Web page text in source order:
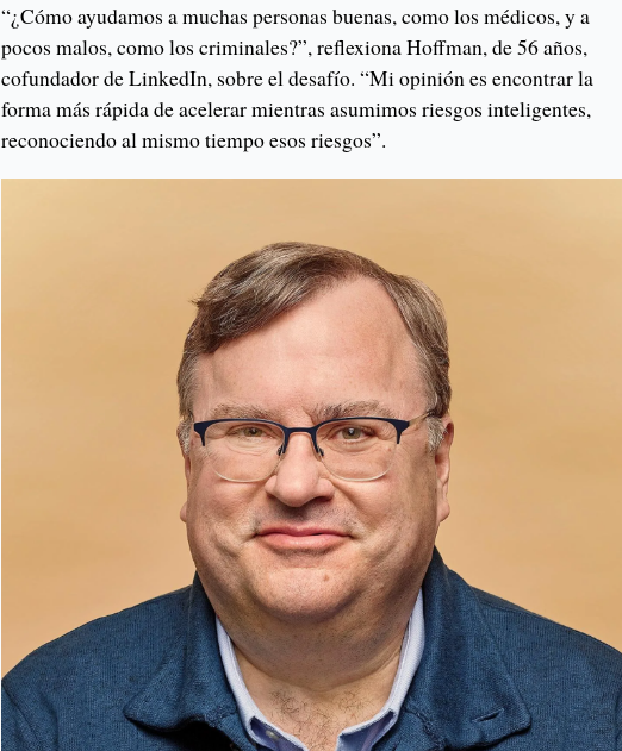
“¿Cómo ayudamos a muchas personas buenas, como los médicos, y a
pocos malos, como los criminales?”, reflexiona Hoffman, de 56 años,
cofundador de LinkedIn, sobre el desafío. “Mi opinión es encontrar la
forma más rápida de acelerar mientras asumimos riesgos inteligentes,
reconociendo al mismo tiempo esos riesgos”.